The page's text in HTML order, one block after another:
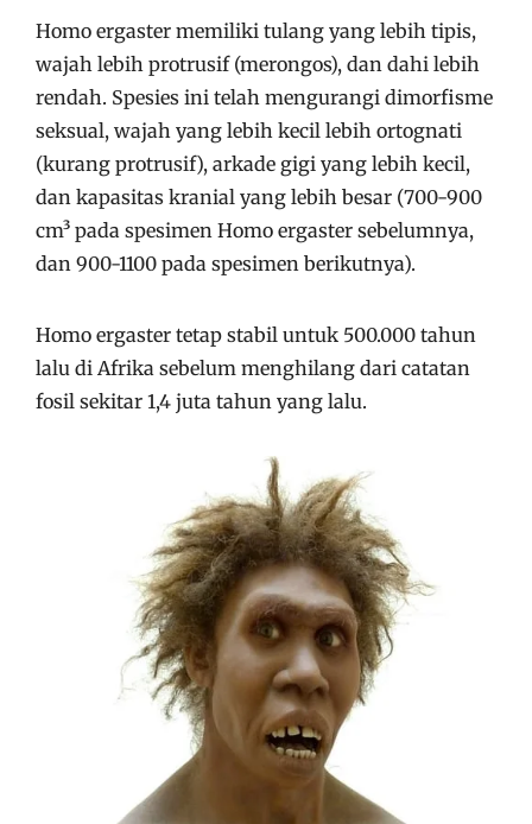
Homo ergaster memiliki tulang yang lebih tipis,
wajah lebih protrusif (merongos), dan dahi lebih
rendah. Spesies ini telah mengurangi dimorfisme
seksual, wajah yang lebih kecil lebih ortognati
(kurang protrusif), arkade gigi yang lebih kecil,
dan kapasitas kranial yang lebih besar (700-900
cm³ pada spesimen Homo ergaster sebelumnya,
dan 900-1100 pada spesimen berikutnya).
Homo ergaster tetap stabil untuk 500.000 tahun
lalu di Afrika sebelum menghilang dari catatan
fosil sekitar 1,4 juta tahun yang lalu.